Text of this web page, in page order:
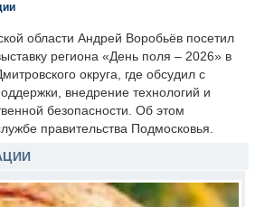
области Андрей Воробьёв посетил
региона «День поля – 2026» в
округа, где обсудил с
внедрение технологий и
безопасности. Об этом
правительства Подмосковья.